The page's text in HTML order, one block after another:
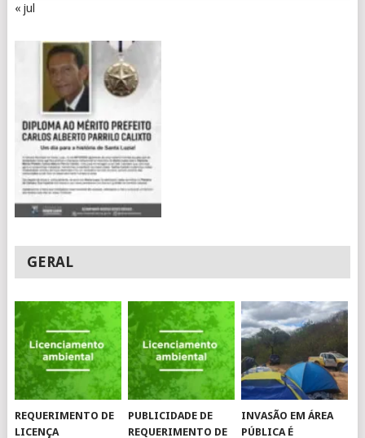
« jul
GERAL
REQUERIMENTO DE
LICENÇA
PUBLICIDADE DE
REQUERIMENTO DE
INVASÃO EM ÁREA
PÚBLICA É